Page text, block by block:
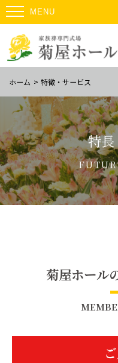
ホーム > 特徴・サービス
特
菊屋ホール